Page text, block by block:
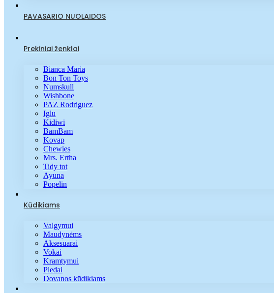
PAVASARIO NUOLAIDOS
Prekiniai ženklai
Bianca Maria
Bon Ton Toys
Numskull
Wishbone
PAZ Rodriguez
Iglu
Kidiwi
BamBam
Kovap
Chewies
Mrs. Ertha
Tidy tot
Ayuna
Popelin
Kūdikiams
Valgymui
Maudynėms
Aksesuarai
Vokai
Kramtymui
Pledai
Dovanos kūdikiams